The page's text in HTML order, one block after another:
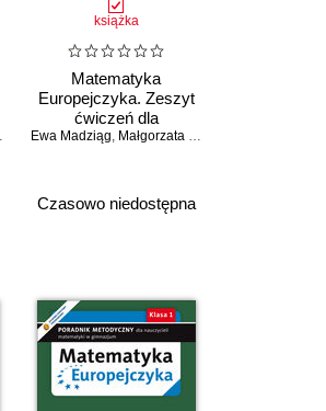
książka
Matematyka
Europejczyka. Zeszyt
ćwiczeń dla
gimnazjum. Klasa 2.
Ewa Madziąg, Małgorzata Muchowska
Czasowo niedostępna